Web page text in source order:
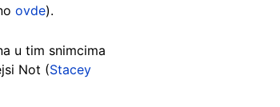
ovde).
u tim snimcima
Not (Stacey